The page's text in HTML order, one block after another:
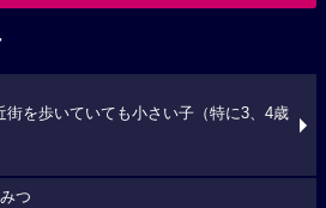
街を歩いていても小さい子（特に3、4歳
つ